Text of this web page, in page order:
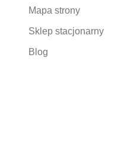
Mapa strony
Sklep stacjonarny
Blog